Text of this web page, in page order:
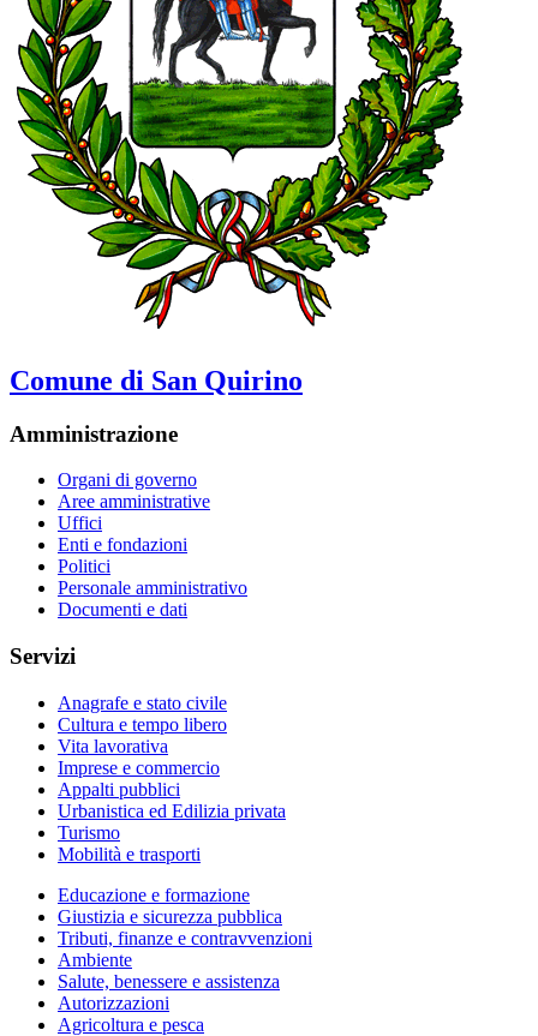
Comune di San Quirino
Amministrazione
Organi di governo
Aree amministrative
Uffici
Enti e fondazioni
Politici
Personale amministrativo
Documenti e dati
Servizi
Anagrafe e stato civile
Cultura e tempo libero
Vita lavorativa
Imprese e commercio
Appalti pubblici
Urbanistica ed Edilizia privata
Turismo
Mobilità e trasporti
Educazione e formazione
Giustizia e sicurezza pubblica
Tributi, finanze e contravvenzioni
Ambiente
Salute, benessere e assistenza
Autorizzazioni
Agricoltura e pesca